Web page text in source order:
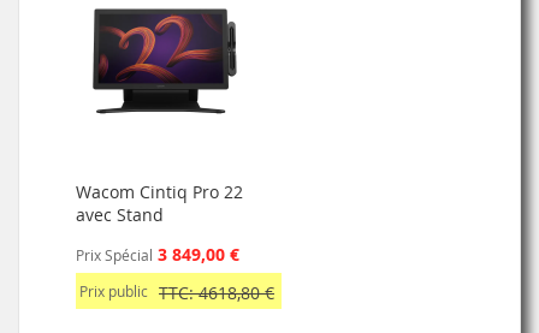
Wacom Cintiq Pro 22
avec Stand
Prix Spécial 3 849,00 €
Prix public TTC: 4618,80 €